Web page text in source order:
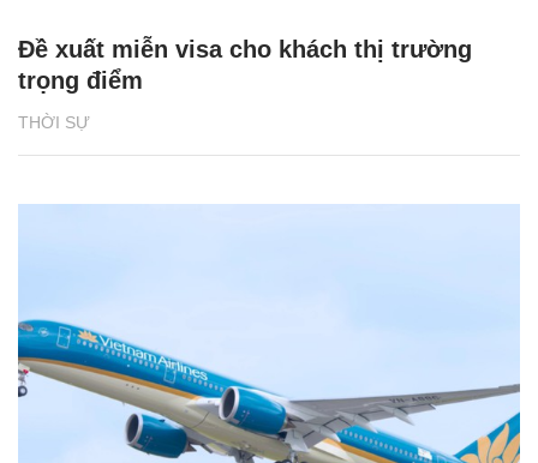
THỜI SỰ
Đề xuất miễn visa cho khách thị trường
trọng điểm